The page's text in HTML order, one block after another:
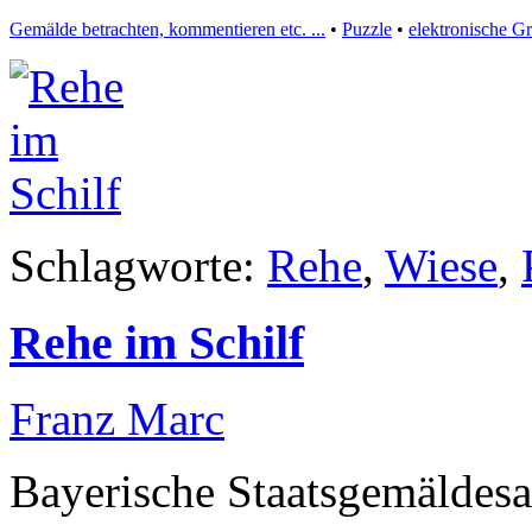
Gemälde betrachten, kommentieren etc. ... • Puzzle • elektronische
Schlagworte: Rehe, Wiese,
Rehe im Schilf
Franz Marc
Bayerische